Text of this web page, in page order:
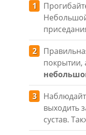
покрытии,
выходить
сустав.